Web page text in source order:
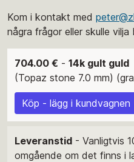
Kom i kontakt med
några frågor eller skulle
704.00 € - 14k gult guld
(Topaz stone 7.0 mm)
Köp - lägg i kundvagnen
Leveranstid - Vanligtvis
omgående om det finns i